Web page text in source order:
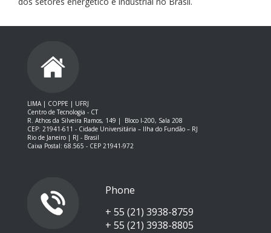
LIMA | COPPE | UFRJ
Centro de Tecnologia - CT
R. Athos da Silveira Ramos, 149 |
Bloco I-200, Sala 208
CEP: 21941-611 - Cidade Universitária – Ilha do Fundão – RJ
Rio de Janeiro | RJ - Brasil
Caixa Postal: 68.565 - CEP 21941-972
Phone
+ 55 (21) 3938-8759
+ 55 (21) 3938-8805